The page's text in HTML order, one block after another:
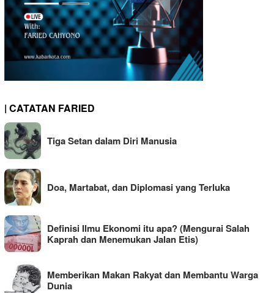
| CATATAN FARIED
Tiga Setan dalam Diri Manusia
Doa, Martabat, dan Diplomasi yang Terluka
Definisi Ilmu Ekonomi itu apa? (Mengurai Salah
Kaprah dan Menemukan Jalan Etis)
Memberikan Makan Rakyat dan Membantu Warga
Dunia